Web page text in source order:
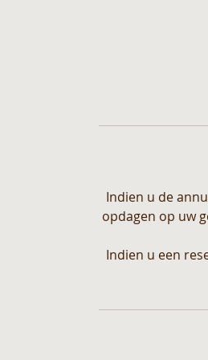
Indien u de
opdagen op uw
Indien u een